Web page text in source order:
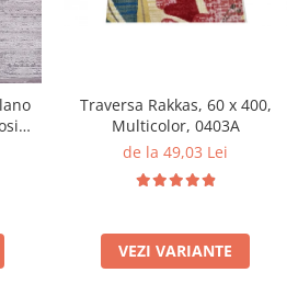
Traversa Rakkas, 60 x 400,
Multicolor, 0403A
de la 49,03 Lei
VEZI VARIANTE